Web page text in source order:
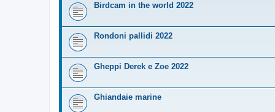
Birdcam in the world 2022
Rondoni pallidi 2022
Gheppi Derek e Zoe 2022
Ghiandaie marine